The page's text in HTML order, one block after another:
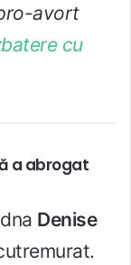
avort
cu
a abrogat
Denise